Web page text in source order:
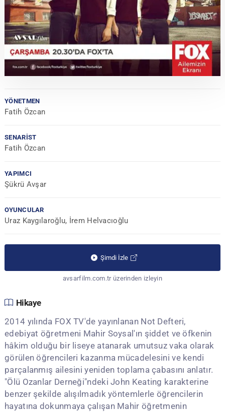
YÖNETMEN
Fatih Özcan
SENARIST
Fatih Özcan
YAPIMCI
Şükrü Avşar
OYUNCULAR
Uraz Kaygılaroğlu, İrem Helvacıoğlu
Şimdi İzle
avsarfilm.com.tr üzerinden izleyin
Hikaye
2014 yılında FOX TV'de yayınlanan Not Defteri,
edebiyat öğretmeni Mahir Soysal'ın şiddet ve öfkenin
hâkim olduğu bir liseye atanarak umutsuz vaka olarak
görülen öğrencileri kazanma mücadelesini ve kendi
parçalanmış ailesini yeniden toplama çabasını anlatır.
"Ölü Ozanlar Derneği"ndeki John Keating karakterine
benzer şekilde alışılmadık yöntemlerle öğrencilerin
hayatına dokunmaya çalışan Mahir öğretmenin